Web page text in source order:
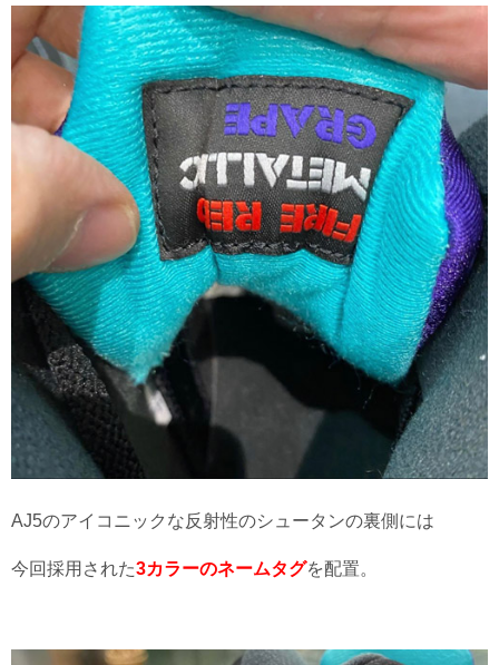
AJ5のアイコニックな反射性のシュータンの裏側には
今回採用された3カラーのネームタグを配置。